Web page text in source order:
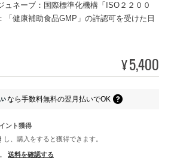
ュネーブ：国際標準化機構「ISO２２００
「健康補助食品GMP」の許認可を受けた日
¥5,400
なら手数料無料の翌月払いでOK
ント獲得
し、購入をすると獲得できます。
送料を確認する